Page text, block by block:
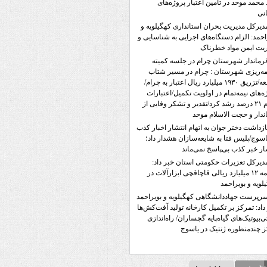
موحد در تأمین اعتبار پروژه‌های
مدیریت بحران استانداری کهگیلویه و
الزام دستگاه‌های اجرایی به شناسایی و
ایمن مواد خطرناک
شهرستان چرام در جلسه کمیته
شهرستان : چرام در مسیر شتاب
توسعه/تزریق ۱۹۳۰ میلیارد ریال اعتبار به چرام/
نیمه‌تمام در اولویت تکمیل/اعتبارات
چرام ۲۱ درصد رشد کرد/تقدیر و تشکر وفایی از
و حجت الاسلام موحد
دختر جوان به اتهام انتشار اخبار کذب
پلیس فتا به شایعه‌سازان هشدار داد؛
خبر کذب بی‌پاسخ نمی‌ماند
تعزیرات حکومتی استان خبر داد:
جریمه ۱۲ میلیارد ریالی قاچاقچی ابزارآلات در
و بویراحمد
جهاددانشگاهی کهگیلویه و بویراحمد
تمرکز بر تکمیل کارخانه تولید آفت‌کش‌ها
گیاه‌پایه گچساران/ راه‌اندازی
چندمنظوره ژنتیک در یاسوج